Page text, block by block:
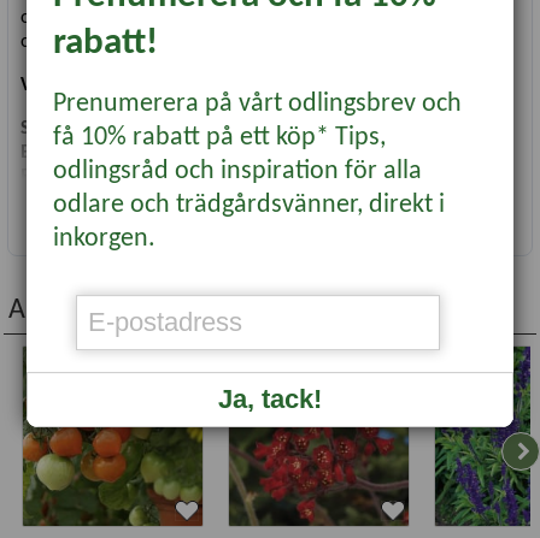
och passar också bra att torka. Älskas av pollinerande insekter
och blommar hela sommaren.
Vetenskapligt namn
Såtid: Mars-april
Blomning/skörd
: Juni-sep
Blomfärg: Lila
Höjd: ca 50 cm
Antal frön
Läs mer...
Andra köpte även...
rabatt!
Prenumerera på vårt odlingsbrev och
få 10% rabatt på ett köp* Tips,
odlingsråd och inspiration för alla
odlare och trädgårdsvänner, direkt i
inkorgen.
Ja, tack!